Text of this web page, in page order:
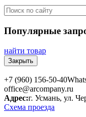
Популярные
найти товар
Закрыть
+7 (960) 156-50-40
office@arcompany.ru
Адрес:г. Усмань, ул.
Схема проезда